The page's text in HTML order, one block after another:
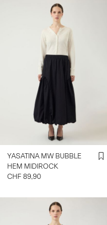
YASATINA MW BUBBLE
HEM MIDIROCK
CHF 89,90